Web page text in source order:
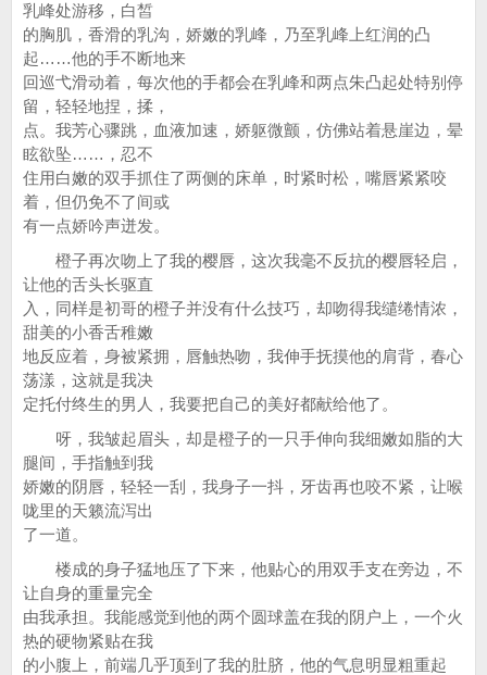
乳峰处游移，白皙
的胸肌，香滑的乳沟，娇嫩的乳峰，乃至乳峰上红润的凸
起……他的手不断地来
回巡弋滑动着，每次他的手都会在乳峰和两点朱凸起处特别停
留，轻轻地捏，揉，
点。我芳心骤跳，血液加速，娇躯微颤，仿佛站着悬崖边，晕
眩欲坠……，忍不
住用白嫩的双手抓住了两侧的床单，时紧时松，嘴唇紧紧咬
着，但仍免不了间或
有一点娇吟声迸发。
橙子再次吻上了我的樱唇，这次我毫不反抗的樱唇轻启，
让他的舌头长驱直
入，同样是初哥的橙子并没有什么技巧，却吻得我缱绻情浓，
甜美的小香舌稚嫩
地反应着，身被紧拥，唇触热吻，我伸手抚摸他的肩背，春心
荡漾，这就是我决
定托付终生的男人，我要把自己的美好都献给他了。
呀，我皱起眉头，却是橙子的一只手伸向我细嫩如脂的大
腿间，手指触到我
娇嫩的阴唇，轻轻一刮，我身子一抖，牙齿再也咬不紧，让喉
咙里的天籁流泻出
了一道。
楼成的身子猛地压了下来，他贴心的用双手支在旁边，不
让自身的重量完全
由我承担。我能感觉到他的两个圆球盖在我的阴户上，一个火
热的硬物紧贴在我
的小腹上，前端几乎顶到了我的肚脐，他的气息明显粗重起